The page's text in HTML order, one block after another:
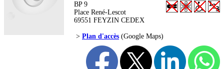
BP 9
Place René-Lescot
69551 FEYZIN CEDEX
> Plan d'accès (Google Maps)